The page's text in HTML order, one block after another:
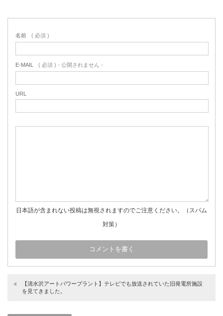
名前 ( 必須 )
E-MAIL ( 必須 ) - 公開されません -
URL
日本語が含まれない投稿は無視されますのでご注意ください。（スパム
対策）
【清水沢アートパワープラント】テレビでも放送されていた旧発電所施設
を見てきました。